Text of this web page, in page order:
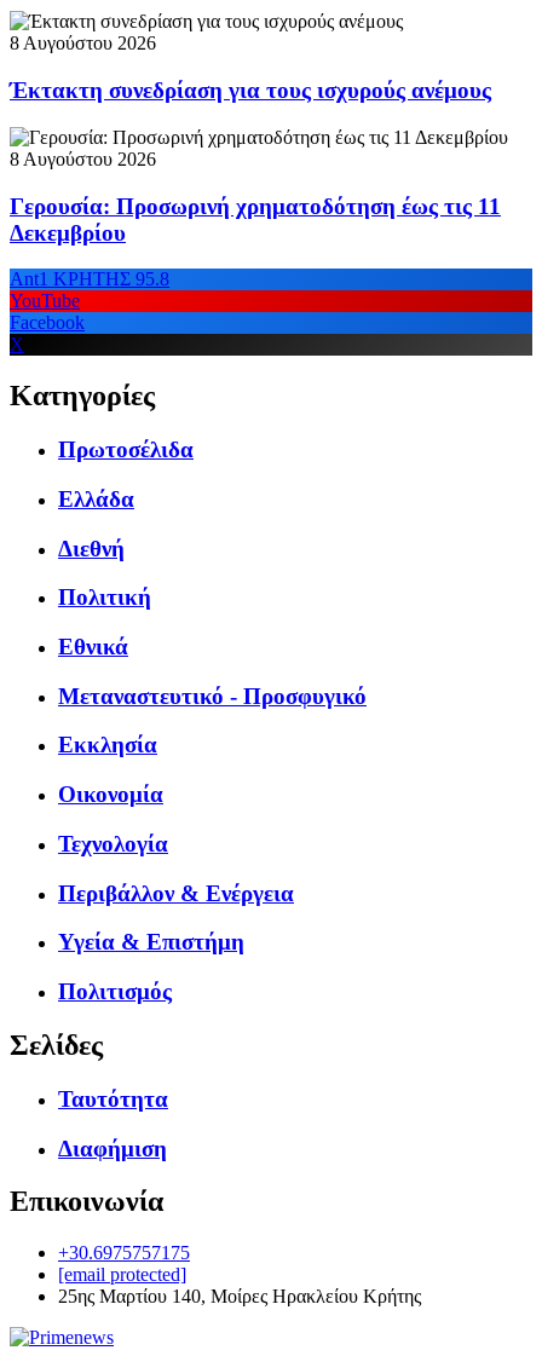
8 Αυγούστου 2026
Έκτακτη συνεδρίαση για τους ισχυρούς ανέμους
8 Αυγούστου 2026
Γερουσία: Προσωρινή χρηματοδότηση έως τις 11
Δεκεμβρίου
Ant1 ΚΡΗΤΗΣ 95.8
YouTube
Facebook
X
Κατηγορίες
Πρωτοσέλιδα
Ελλάδα
Διεθνή
Πολιτική
Εθνικά
Μεταναστευτικό - Προσφυγικό
Εκκλησία
Οικονομία
Τεχνολογία
Περιβάλλον & Ενέργεια
Υγεία & Επιστήμη
Πολιτισμός
Σελίδες
Ταυτότητα
Διαφήμιση
Επικοινωνία
+30.6975757175
[email protected]
25ης Μαρτίου 140, Μοίρες Ηρακλείου Κρήτης